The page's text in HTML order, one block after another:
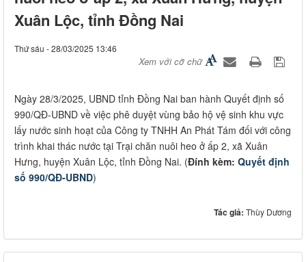
Xuân Lộc, tỉnh Đồng Nai
Thứ sáu - 28/03/2025 13:46
Xem với cỡ chữ
​Ngày 28/3/2025, UBND tỉnh Đồng Nai ban hành Quyết định số
990/QĐ-UBND về việc phê duyệt vùng bảo hộ vệ sinh khu vực
lấy nước sinh hoạt của Công ty TNHH An Phát Tám đối với công
trình khai thác nước tại Trại chăn nuôi heo ở ấp 2, xã Xuân
Hưng, huyện Xuân Lộc, tỉnh Đồng Nai. (Đính kèm: Quyết định
số 990/QĐ-UBND)
Tác giả: Thùy Dương